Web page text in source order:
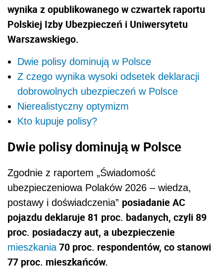
wynika z opublikowanego w czwartek raportu
Polskiej Izby Ubezpieczeń i Uniwersytetu
Warszawskiego.
Dwie polisy dominują w Polsce
Z czego wynika wysoki odsetek deklaracji
dobrowolnych ubezpieczeń w Polsce
Nierealistyczny optymizm
Kto kupuje polisy?
Dwie polisy dominują w Polsce
Zgodnie z raportem „Świadomość
ubezpieczeniowa Polaków 2026 – wiedza,
postawy i doświadczenia” posiadanie AC
pojazdu deklaruje 81 proc. badanych, czyli 89
proc. posiadaczy aut, a ubezpieczenie
mieszkania70 proc. respondentów, co stanowi
77 proc. mieszkańców.